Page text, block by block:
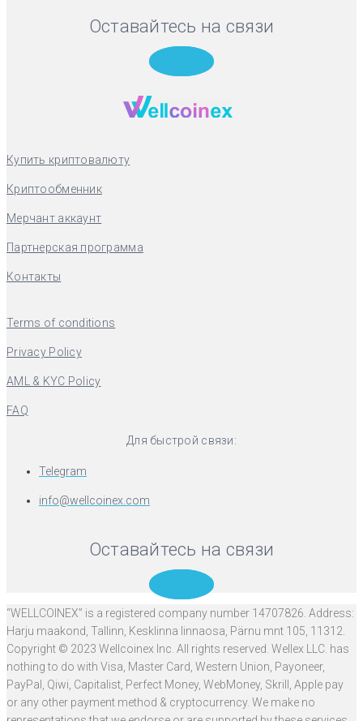
Оставайтесь на связи
Купить криптовалюту
Криптообменник
Мерчант аккаунт
Партнерская программа
Контакты
Terms of conditions
Privacy Policy
AML & KYC Policy
FAQ
Для быстрой связи:
Telegram
info@wellcoinex.com
Оставайтесь на связи
“WELLCOINEX” is a registered company number 14707826. Address:
Harju maakond, Tallinn, Kesklinna linnaosa, Pärnu mnt 105, 11312.
Copyright © 2023 Wellcoinex Inc. All rights reserved. Wellex LLC. has
nothing to do with Visa, Master Card, Western Union, Payoneer,
PayPal, Qiwi, Capitalist, Perfect Money, WebMoney, Skrill, Apple pay
or any other payment method & cryptocurrency. We make no